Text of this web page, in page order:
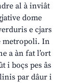
al à inviât
dome
e cjars
metropoli. In
a àn fat l’ort
i boçs pes âs
par dâur i